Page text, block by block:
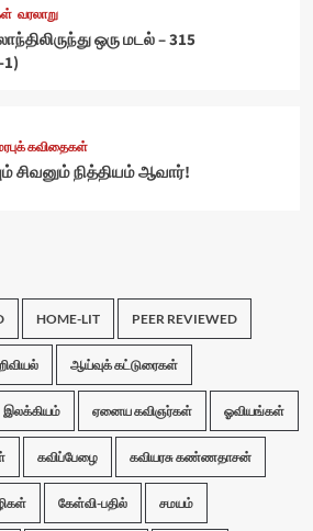
வரலாறு
ஒரு மடல் – 315
1)
கவிதைகள்
சிவனும் நித்தியம் ஆவார்!
HOME-LIT PEER REVIEWED
ஆய்வுக் கட்டுரைகள்
இலக்கியம் ஏனைய கவிஞர்கள் ஓவியங்கள்
கவிப்பேழை கவியரசு கண்ணதாசன்
கேள்வி-பதில் சமயம்